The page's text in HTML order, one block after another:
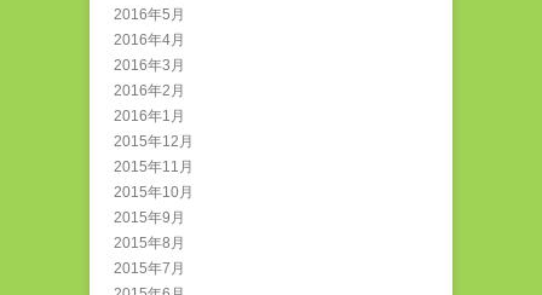
2016年5月
2016年4月
2016年3月
2016年2月
2016年1月
2015年12月
2015年11月
2015年10月
2015年9月
2015年8月
2015年7月